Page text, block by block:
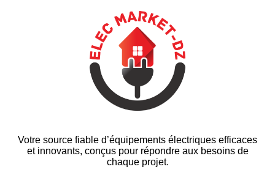
Votre source fiable d’équipements électriques efficaces
et innovants, conçus pour répondre aux besoins de
chaque projet.